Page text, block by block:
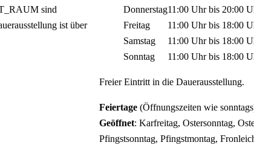
sind
ist über
Donnerstag11:00 Uhrbis20:00
Freitag
11:00 Uhrbis 18:00
Samstag
11:00 Uhrbis 18:00
Sonntag
11:00 Uhrbis 18:00
Freier Eintritt in die Dauerausstellung.
Feiertage(Öffnungszeiten wie
Geöffnet: Karfreitag, Ostersonntag,
Pfingstsonntag, Pfingstmontag,